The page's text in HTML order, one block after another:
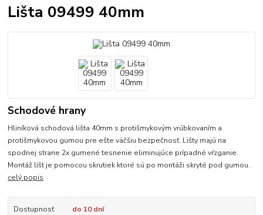
Lišta 09499 40mm
Schodové hrany
Hliníková schodová lišta 40mm s protišmykovým vrúbkovaním a
protišmykovou gumou pre ešte väčšiu bezpečnosť. Lišty majú na
spodnej strane 2x gumené tesnenie eliminujúce prípadné vŕzganie.
Montáž líšt je pomocou skrutiek ktoré sú po montáži skryté pod gumou.
celý popis
Dostupnosť
do 10 dní